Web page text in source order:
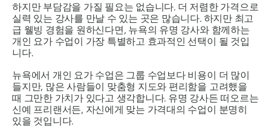
하지만 부담감을 가질 필요는 없습니다. 더 저렴한 가격으로
실력 있는 강사를 만날 수 있는 곳은 많습니다. 하지만 최고
급 웰빙 경험을 원하신다면, 뉴욕의 유명 강사와 함께하는
개인 요가 수업이 가장 특별하고 효과적인 선택이 될 것입
니다.
뉴욕에서 개인 요가 수업은 그룹 수업보다 비용이 더 많이
들지만, 많은 사람들이 맞춤형 지도와 편리함을 고려했을
때 그만한 가치가 있다고 생각합니다. 유명 강사든 떠오르는
신예 프리랜서든, 자신에게 맞는 가격대의 수업이 분명히
있을 것입니다.